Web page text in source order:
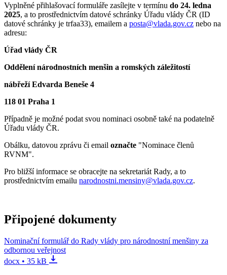
Vyplněné přihlašovací formuláře zasílejte v termínu do 24. ledna
2025, a to prostřednictvím datové schránky Úřadu vlády ČR (ID
datové schránky je trfaa33), emailem a posta@vlada.gov.cz nebo na
adresu:
Úřad vlády ČR
Oddělení národnostních menšin a romských záležitostí
nábřeží Edvarda Beneše 4
118 01 Praha 1
Případně je možné podat svou nominaci osobně také na podatelně
Úřadu vlády ČR.
Obálku, datovou zprávu či email označte "Nominace členů
RVNM".
Pro bližší informace se obracejte na sekretariát Rady, a to
prostřednictvím emailu narodnostni.mensiny@vlada.gov.cz.
Připojené dokumenty
Nominační formulář do Rady vlády pro národnostní menšiny za
odbornou veřejnost
docx • 35 kB